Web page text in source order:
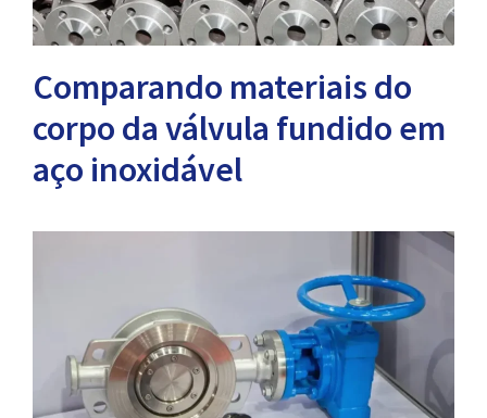
Comparando materiais do
corpo da válvula fundido em
aço inoxidável